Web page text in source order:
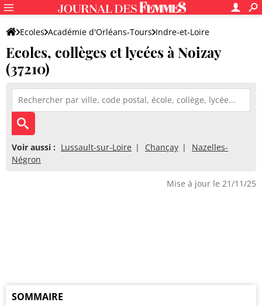
Ecoles Académie d'Orléans-Tours Indre-et-Loire
Ecoles, collèges et lycées à Noizay
(37210)
Voir aussi : Lussault-sur-Loire Chançay
Nazelles-
Négron
Mise à jour le 21/11/25
SOMMAIRE